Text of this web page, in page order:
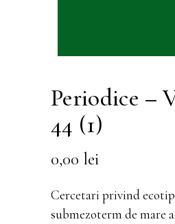
Periodice –
44 (1)
0,00 lei
Cercetari privind
submezoterm de mare